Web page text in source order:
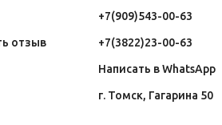
отзыв
+7(909)543-00-63
+7(3822)23-00-63
Написать в WhatsApp
г. Томск, Гагарина 50